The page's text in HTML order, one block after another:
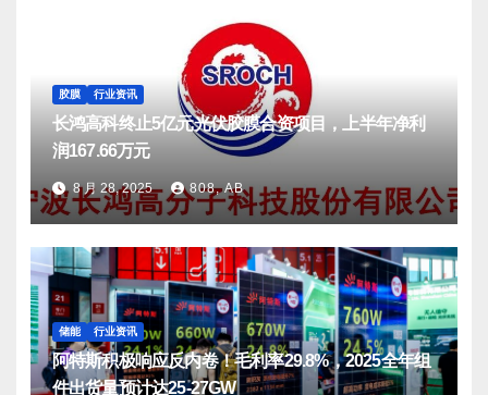
胶膜 行业资讯
长鸿高科终止5亿元光伏胶膜合资项目，上半年净利
润167.66万元
8 月 28, 2025 808, AB
储能 行业资讯
阿特斯积极响应反内卷！毛利率29.8%，2025全年组
件出货量预计达25-27GW